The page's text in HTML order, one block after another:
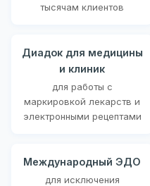
тысячам клиентов
Диадок для медицины
и клиник
для работы с
маркировкой лекарств и
электронными рецептами
Международный ЭДО
для исключения